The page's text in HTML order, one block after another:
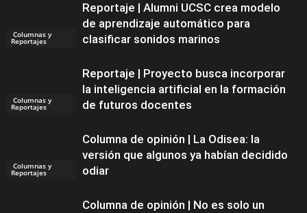
Columnas y
Reportajes
Reportaje | Alumni UCSC crea modelo
de aprendizaje automático para
clasificar sonidos marinos
Columnas y
Reportajes
Reportaje | Proyecto busca incorporar
la inteligencia artificial en la formación
de futuros docentes
Columnas y
Reportajes
Columna de opinión | La Odisea: la
versión que algunos ya habían decidido
odiar
Columna de opinión | No es solo un